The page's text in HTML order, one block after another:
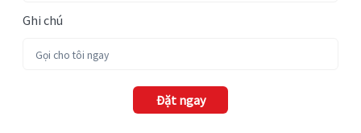
Ghi chú
Đặt ngay